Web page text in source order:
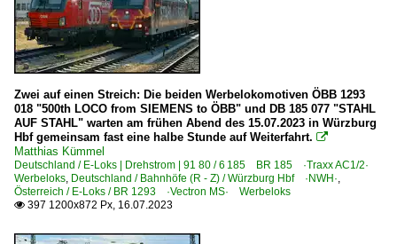
Zwei auf einen Streich: Die beiden Werbelokomotiven ÖBB 1293
018 "500th LOCO from SIEMENS to ÖBB" und DB 185 077 "STAHL
AUF STAHL" warten am frühen Abend des 15.07.2023 in Würzburg
Hbf gemeinsam fast eine halbe Stunde auf Weiterfahrt. 
Matthias Kümmel
Deutschland / E-Loks | Drehstrom | 91 80 / 6 185 BR 185 ·Traxx AC1/2·
Werbeloks, Deutschland / Bahnhöfe (R - Z) / Würzburg Hbf ·NWH·,
Österreich / E-Loks / BR 1293 ·Vectron MS· Werbeloks
 397 1200x872 Px, 16.07.2023